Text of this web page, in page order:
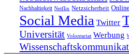
Nachhaltigkeit Netflix Netzsicherheit Online
Social Media Twitter
Universität Volontariat Werbung